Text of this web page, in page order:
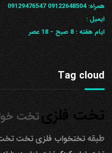
همراه: 09122648504
09129476547
ایمیل :
ایام هفته :8 صبح - 18 عصر
Tag cloud
تخت فلزیتخت
طبقه تختخواب فلزیتخت